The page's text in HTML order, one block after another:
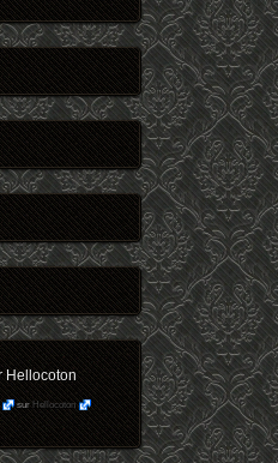
surHellocoton